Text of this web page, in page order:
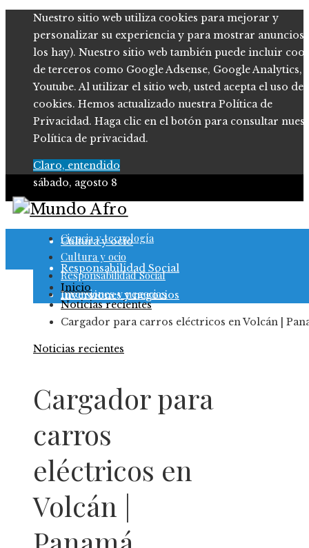
Nuestro sitio web utiliza cookies para mejorar y
personalizar su experiencia y para mostrar anuncios
los hay). Nuestro sitio web también puede incluir
de terceros como Google Adsense, Google Analytics,
Youtube. Al utilizar el sitio web, usted acepta el uso de
cookies. Hemos actualizado nuestra Política de
Privacidad. Haga clic en el botón para consultar
Política de privacidad.
Claro, entendido
sábado, agosto 8
Ciencia y tecnología
Cultura y ocio
Responsabilidad Social
Inversiones y negocios
Ciencia y tecnología
Cultura y ocio
Responsabilidad Social
Inversiones y negocios
Inicio
Noticias recientes
Cargador para carros eléctricos en Volcán |
Noticias recientes
Cargador para
carros
eléctricos en
Volcán |